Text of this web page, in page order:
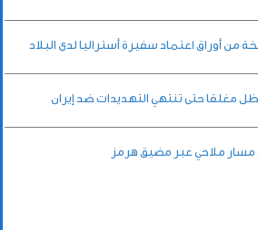
من أوراق اعتماد سفيرة أستراليا لدى البلاد
حتى تنتهي التهديدات ضد إيران
مسار ملاحي عبر مضيق هرمز